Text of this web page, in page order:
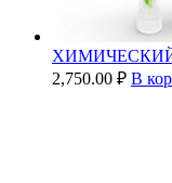
ХИМИЧЕСКИЙ
2,750.00 ₽ В